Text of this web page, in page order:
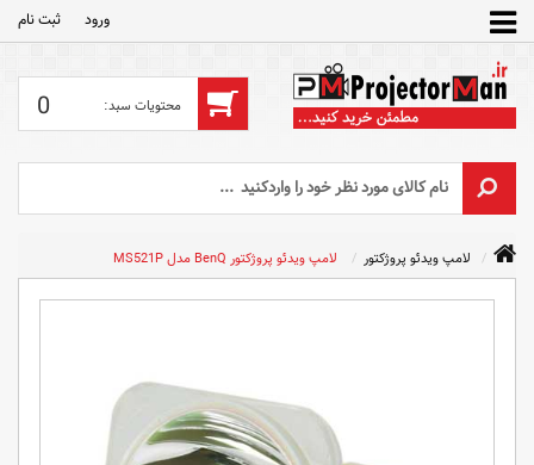
ورود ثبت‌ نام
0
لامپ ویدئو پروژکتور لامپ ویدئو پروژکتور BenQ مدل MS521P